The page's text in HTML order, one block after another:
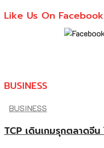
Like Us On Facebook
BUSINESS
BUSINESS
TCP เดินเกมรุกตลาดจี